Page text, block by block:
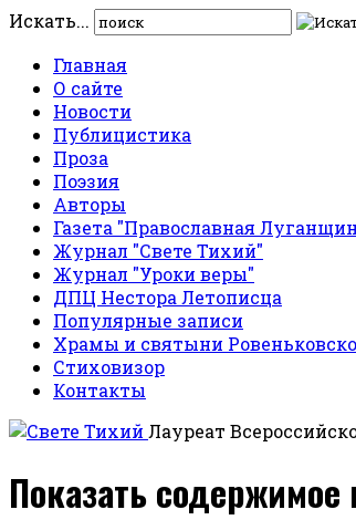
Искать...
Главная
О сайте
Новости
Публицистика
Проза
Поэзия
Авторы
Газета "Православная
Журнал "Свете Тихий"
Журнал "Уроки веры"
ДПЦ Нестора Летописца
Популярные записи
Храмы и святыни
Стиховизор
Контакты
Лауреат
Показать